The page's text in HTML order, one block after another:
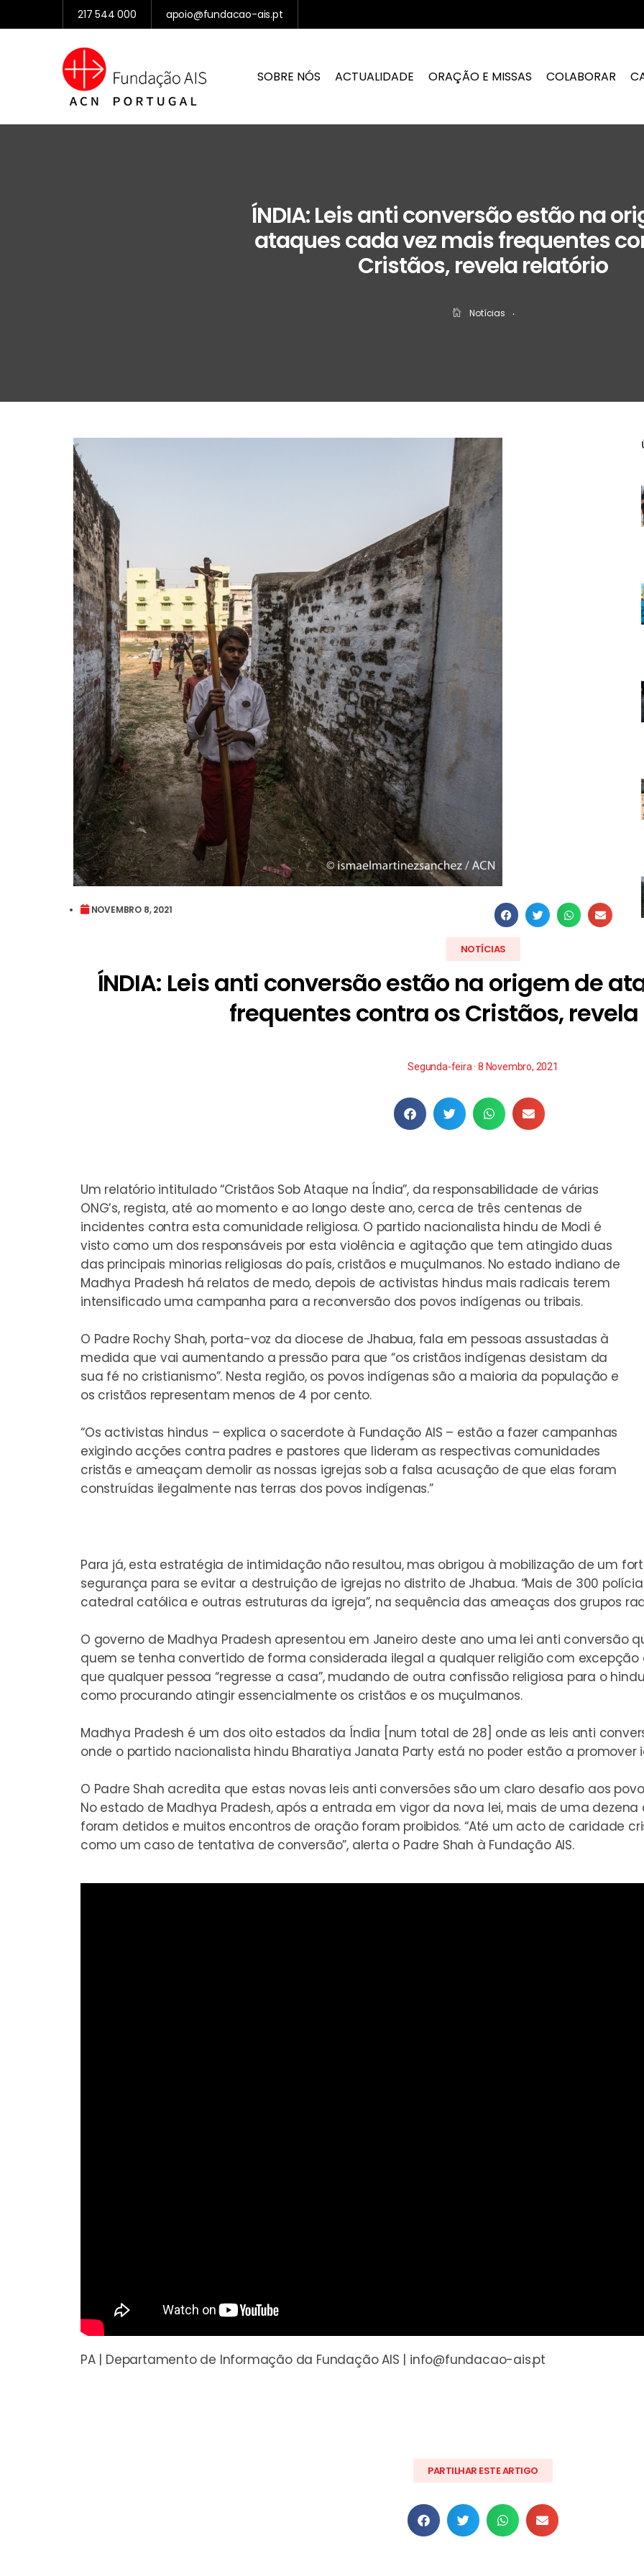
217 544 000 apoio@fundacao-ais.pt
SOBRE NÓS ACTUALIDADE ORAÇÃO E MISSAS COLABORAR
ÍNDIA: Leis anti conversão estão na
ataques cada vez mais frequentes
Cristãos, revela relatório
Notícias ‧
NOVEMBRO 8, 2021
NOTÍCIAS
ÍNDIA: Leis anti conversão estão na origem de
frequentes contra os Cristãos,
Segunda-feira · 8 Novembro, 2021
Um relatório intitulado “Cristãos Sob Ataque na Índia”, da responsabilidade de várias
ONG’s, regista, até ao momento e ao longo deste ano, cerca de três centenas de
incidentes contra esta comunidade religiosa. O partido nacionalista hindu de Modi é
visto como um dos responsáveis por esta violência e agitação que tem atingido duas
das principais minorias religiosas do país, cristãos e muçulmanos. No estado indiano de
Madhya Pradesh há relatos de medo, depois de activistas hindus mais radicais terem
intensificado uma campanha para a reconversão dos povos indígenas ou tribais.
O Padre Rochy Shah, porta-voz da diocese de Jhabua, fala em pessoas assustadas à
medida que vai aumentando a pressão para que “os cristãos indígenas desistam da
sua fé no cristianismo”. Nesta região, os povos indígenas são a maioria da população e
os cristãos representam menos de 4 por cento.
“Os activistas hindus – explica o sacerdote à Fundação AIS – estão a fazer campanhas
exigindo acções contra padres e pastores que lideram as respectivas comunidades
cristãs e ameaçam demolir as nossas igrejas sob a falsa acusação de que elas foram
construídas ilegalmente nas terras dos povos indígenas.”
Para já, esta estratégia de intimidação não resultou, mas obrigou à mobilização de um
segurança para se evitar a destruição de igrejas no distrito de Jhabua. “Mais de 300
catedral católica e outras estruturas da igreja”, na sequência das ameaças dos grupos
O governo de Madhya Pradesh apresentou em Janeiro deste ano uma lei anti conversão
quem se tenha convertido de forma considerada ilegal a qualquer religião com excepção
que qualquer pessoa “regresse a casa”, mudando de outra confissão religiosa para o
como procurando atingir essencialmente os cristãos e os muçulmanos.
Madhya Pradesh é um dos oito estados da Índia [num total de 28] onde as leis anti
onde o partido nacionalista hindu Bharatiya Janata Party está no poder estão a promover
O Padre Shah acredita que estas novas leis anti conversões são um claro desafio aos
No estado de Madhya Pradesh, após a entrada em vigor da nova lei, mais de uma
foram detidos e muitos encontros de oração foram proibidos. “Até um acto de caridade
como um caso de tentativa de conversão”, alerta o Padre Shah à Fundação AIS.
PA | Departamento de Informação da Fundação AIS | info@fundacao-ais.pt
PARTILHAR ESTE ARTIGO